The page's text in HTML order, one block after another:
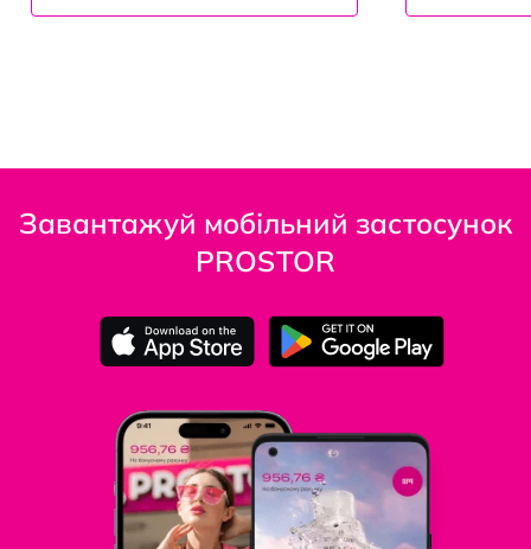
Завантажуй мобільний застосунок
PROSTOR